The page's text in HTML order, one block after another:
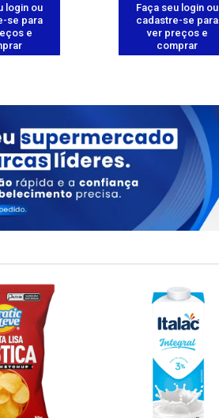
login ou
se para
e
Faça seu login ou
cadastre-se para
ver preços e
comprar